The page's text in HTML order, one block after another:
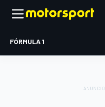
FÓRMULA 1